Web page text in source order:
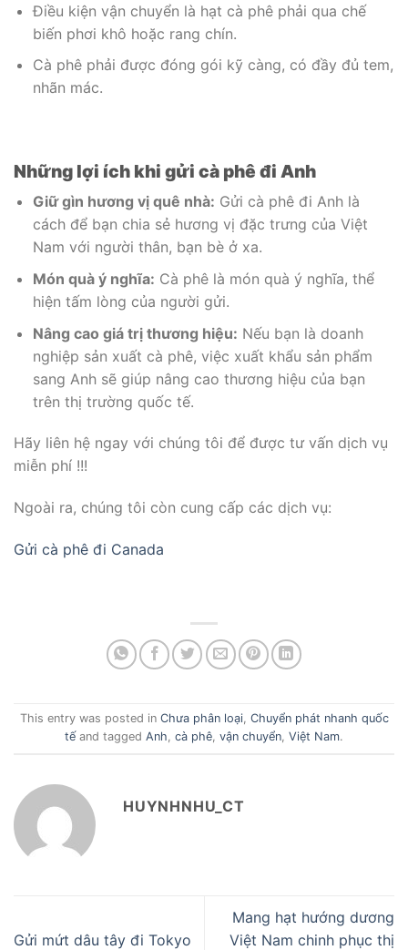
Điều kiện vận chuyển là hạt cà phê phải qua chế
biến phơi khô hoặc rang chín.
Cà phê phải được đóng gói kỹ càng, có đầy đủ tem,
nhãn mác.
Những lợi ích khi gửi cà phê đi Anh
Giữ gìn hương vị quê nhà: Gửi cà phê đi Anh là
cách để bạn chia sẻ hương vị đặc trưng của Việt
Nam với người thân, bạn bè ở xa.
Món quà ý nghĩa: Cà phê là món quà ý nghĩa, thể
hiện tấm lòng của người gửi.
Nâng cao giá trị thương hiệu: Nếu bạn là doanh
nghiệp sản xuất cà phê, việc xuất khẩu sản phẩm
sang Anh sẽ giúp nâng cao thương hiệu của bạn
trên thị trường quốc tế.
Hãy liên hệ ngay với chúng tôi để được tư vấn dịch vụ
miễn phí !!!
Ngoài ra, chúng tôi còn cung cấp các dịch vụ:
Gửi cà phê đi Canada
This entry was posted in Chưa phân loại, Chuyển phát nhanh quốc
tế and tagged Anh, cà phê, vận chuyển, Việt Nam.
HUYNHNHU_CT
Gửi mứt dâu tây đi Tokyo
Mang hạt hướng dương
Việt Nam chinh phục thị